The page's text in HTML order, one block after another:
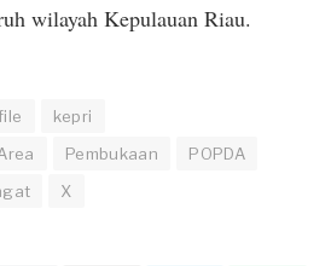
wilayah Kepulauan Riau.
kepri
Pembukaan
POPDA
X